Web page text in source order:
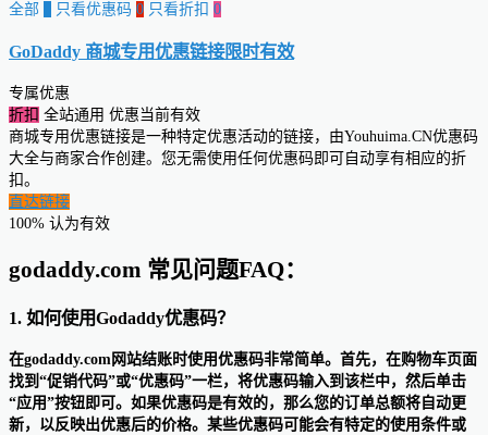
全部 只看优惠码 0 只看折扣 0
GoDaddy 商城专用优惠链接限时有效
专属优惠
折扣
全站通用 优惠当前有效
商城专用优惠链接是一种特定优惠活动的链接，由Youhuima.CN优惠码
大全与商家合作创建。您无需使用任何优惠码即可自动享有相应的折
扣。
直达链接
100% 认为有效
godaddy.com 常见问题FAQ：
1. 如何使用Godaddy优惠码？
在godaddy.com网站结账时使用优惠码非常简单。首先，在购物车页面
找到“促销代码”或“优惠码”一栏，将优惠码输入到该栏中，然后单击
“应用”按钮即可。如果优惠码是有效的，那么您的订单总额将自动更
新，以反映出优惠后的价格。某些优惠码可能会有特定的使用条件或